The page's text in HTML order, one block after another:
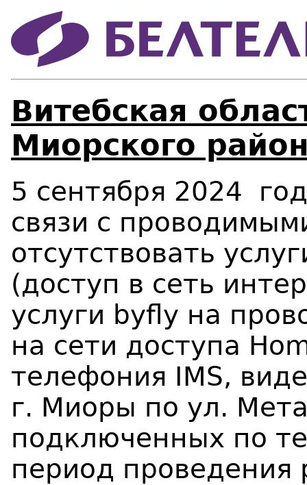
Витебская
Миорского
5 сентября 2024
связи с
отсутствовать
(доступ в сеть
услуги byfly на
на сети доступа
телефония IMS,
г. Миоры по ул.
подключенных по
период проведения